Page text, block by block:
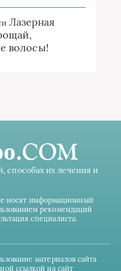
Лазерная
волосы!
способах их лечения и
носят информационный
рекомендаций
специалиста.
материалов сайта
ссылкой на сайт